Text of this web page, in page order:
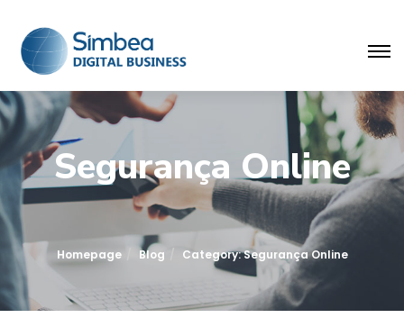
Segurança Online
Homepage Blog Category: Segurança Online